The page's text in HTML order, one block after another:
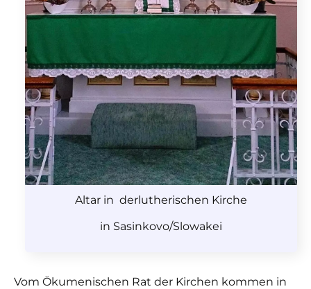
Altar in derlutherischen Kirche
in Sasinkovo/Slowakei
Vom Ökumenischen Rat der Kirchen kommen in